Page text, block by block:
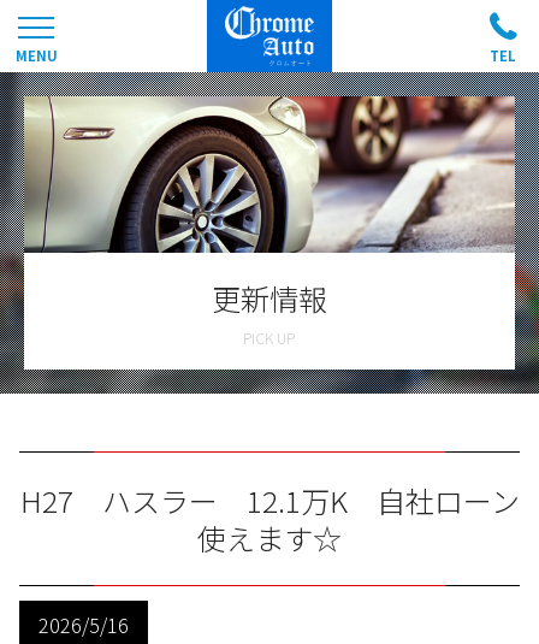
更新情報
H27 ハスラー 12.1万K 自社ローン
使えます☆
2026/5/16